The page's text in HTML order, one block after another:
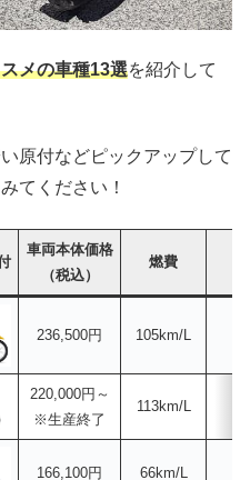
メの車種13選を紹介して
原付などピックアップして
てください！
車両本体価格
（税込）
燃費
236,500円 105km/L
220,000円～
※生産終了
113km/L
166,100円 66km/L